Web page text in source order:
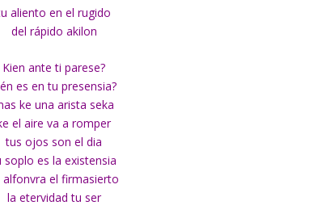
aliento en el rugido
del rápido akilon
Kien ante ti parese?
es en tu presensia?
ke una arista seka
el aire va a romper
tus ojos son el dia
soplo es la existensia
alfonvra el firmasierto
la etervidad tu ser